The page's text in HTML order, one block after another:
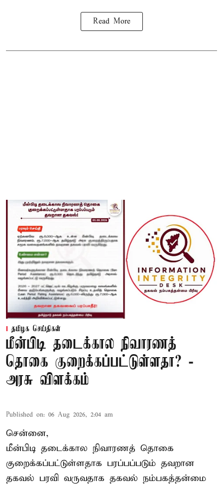
Read More
தமிழக செய்திகள்
மீன்பிடி தடைக்கால நிவாரணத்
தொகை குறைக்கப்பட்டுள்ளதா? -
அரசு விளக்கம்
Published on: 06 Aug 2026, 2:04 am
சென்னை,
மீன்பிடி தடைக்கால நிவாரணத் தொகை
குறைக்கப்பட்டுள்ளதாக பரப்பப்படும் தவறான
தகவல் பரவி வருவதாக தகவல் நம்பகத்தன்மை